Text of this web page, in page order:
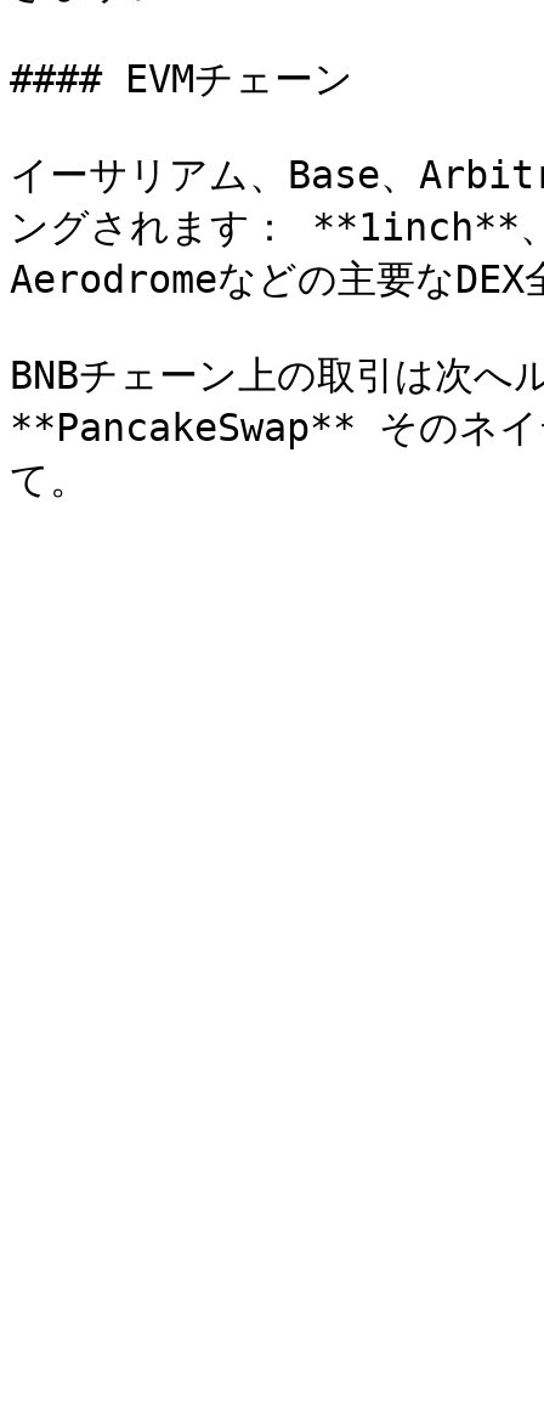
#### EVMチェーン
イーサリアム、Base、
ングされます： **1inch**
Aerodromeなどの主要なDEX
BNBチェーン上の取引は次へ
**PancakeSwap** そのネイ